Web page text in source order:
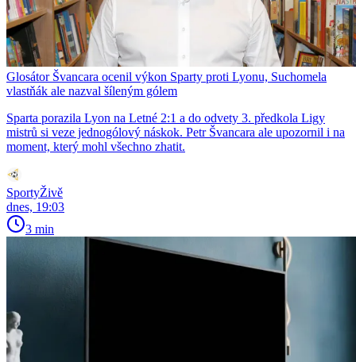
Glosátor Švancara ocenil výkon Sparty proti Lyonu, Suchomela
vlastňák ale nazval šíleným gólem
Sparta porazila Lyon na Letné 2:1 a do odvety 3. předkola Ligy
mistrů si veze jednogólový náskok. Petr Švancara ale upozornil i na
moment, který mohl všechno zhatit.
SportyŽivě
dnes, 19:03
3 min